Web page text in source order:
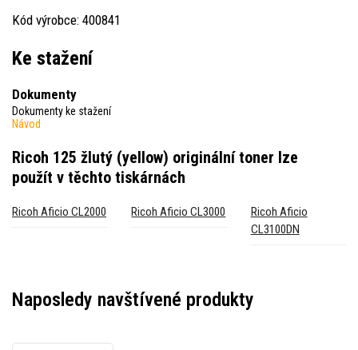
Kód výrobce: 400841
Ke stažení
Dokumenty
Dokumenty ke stažení
Návod
Ricoh 125 žlutý (yellow) originální toner lze
použít v těchto tiskárnách
Ricoh Aficio CL2000 Ricoh Aficio CL3000
Ricoh Aficio
CL3100DN
Naposledy navštívené produkty